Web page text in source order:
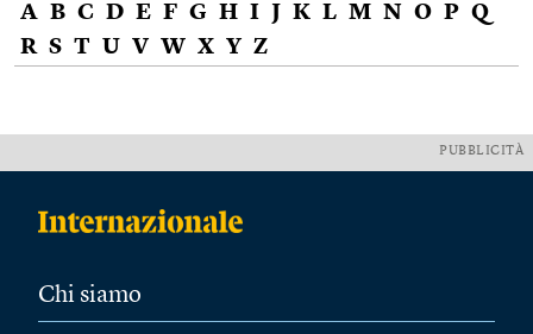
A B C D E F G H I J K L M N O P Q
R S T U V W X Y Z
PUBBLICITÀ
Chi siamo